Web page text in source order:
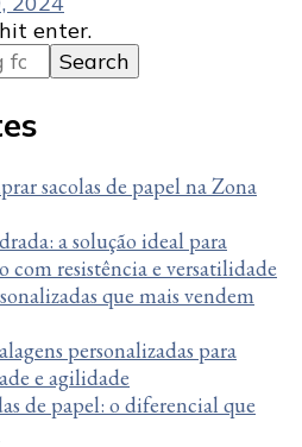
enter.
sacolas de papel na Zona
a solução ideal para
com resistência e versatilidade
que mais vendem
personalizadas para
e agilidade
de papel: o diferencial que